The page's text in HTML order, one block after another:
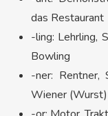
das Restaurant
-ling: Lehrling,
Bowling
-ner: Rentner,
Wiener (Wurst)